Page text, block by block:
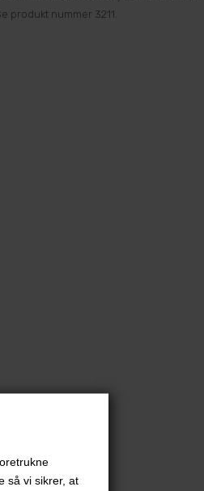
så vi sikrer, at
produkt nummer 3211.